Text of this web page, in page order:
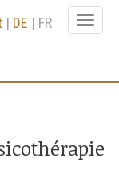
| DE | FR
des